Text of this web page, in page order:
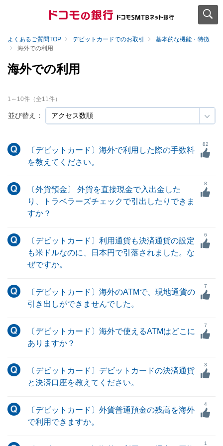
よくあるご質問TOP デビットカードでのお取引
基本的な機能・特徴
海外での利用
海外での利用
並び替え：
1 ～ 10件（全11件）
〔デビットカード〕海外で利用した際の手数料
を教えてください。
82
〔外貨預金〕 外貨を直接現金で入出金した
り、トラベラーズチェックで引出したりできま
すか？
8
〔デビットカード〕利用通貨も決済通貨の設定
も米ドルなのに、日本円で引落されました。な
ぜですか。
6
〔デビットカード〕海外のATMで、現地通貨の
引き出しができませんでした。
7
〔デビットカード〕海外で使えるATMはどこに
ありますか？
7
〔デビットカード〕デビットカードの決済通貨
と決済口座を教えてください。
3
〔デビットカード〕外貨普通預金の残高を海外
で利用できますか。
4
1